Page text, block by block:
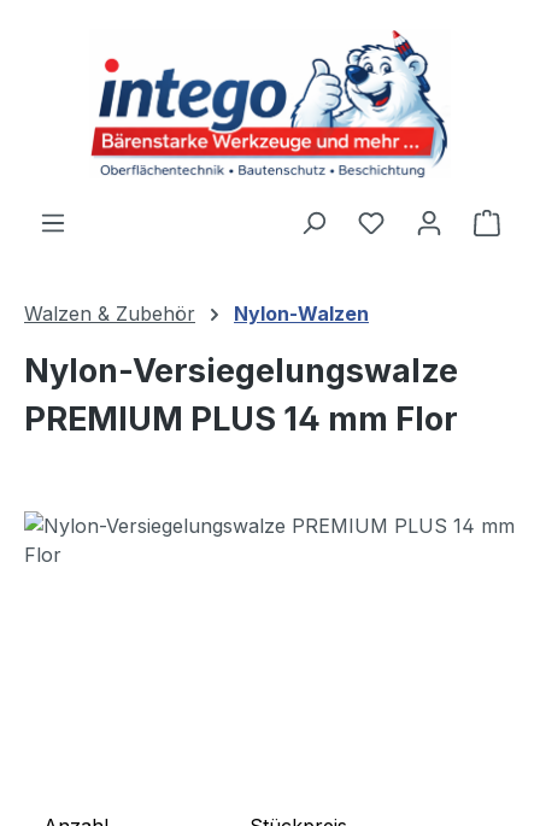
Du hast 0
Walzen & Zubehör Nylon-Walzen
Nylon-Versiegelungswalze
PREMIUM PLUS 14 mm Flor
Bildergalerie überspringen